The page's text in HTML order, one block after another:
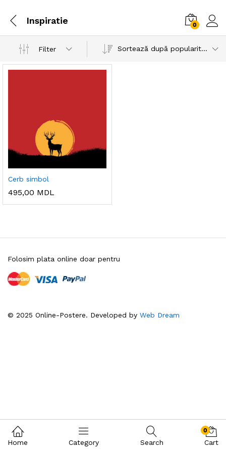
Inspiratie 0
Filter Sortează după popularitatea vânzărilor
Cerb simbol
495,00 MDL
© 2025 Online-Postere. Developed by Web Dream
Folosim plata online doar pentru
Home Category Search
0
Cart